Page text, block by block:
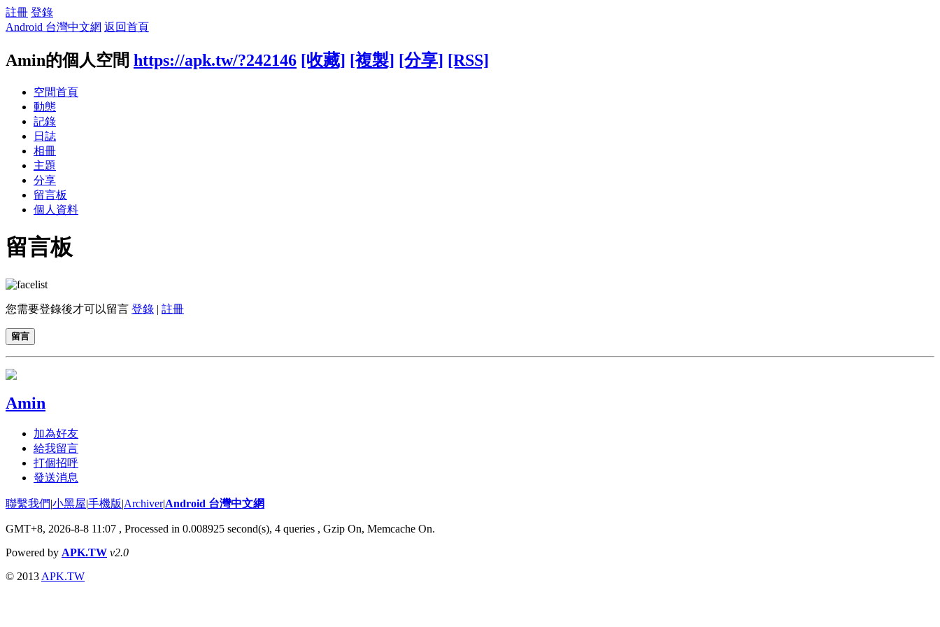
註冊 登錄
Android 台灣中文網 返回首頁
Amin的個人空間 https://apk.tw/?242146 [收藏] [複製] [分享] [RSS]
空間首頁
動態
記錄
日誌
相冊
主題
分享
留言板
個人資料
留言板
您需要登錄後才可以留言 登錄 | 註冊
留言
Amin
加為好友
給我留言
打個招呼
發送消息
聯繫我們|小黑屋|手機版|Archiver|Android 台灣中文網
GMT+8, 2026-8-8 11:07 , Processed in 0.008925 second(s), 4 queries , Gzip On, Memcache On.
Powered by APK.TW v2.0
© 2013 APK.TW